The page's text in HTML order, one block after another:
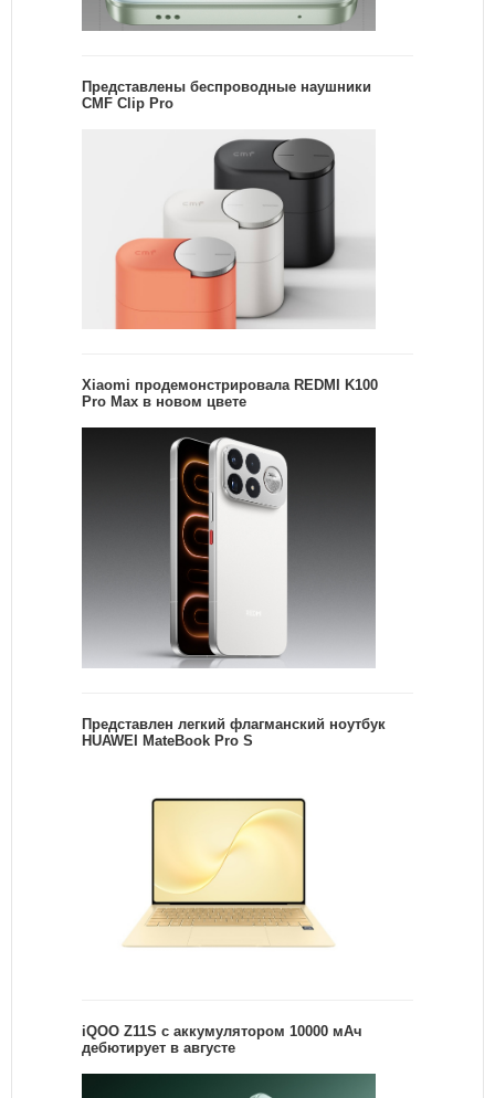
Представлены беспроводные наушники
CMF Clip Pro
Xiaomi продемонстрировала REDMI K100
Pro Max в новом цвете
Представлен легкий флагманский ноутбук
HUAWEI MateBook Pro S
iQOO Z11S с аккумулятором 10000 мАч
дебютирует в августе